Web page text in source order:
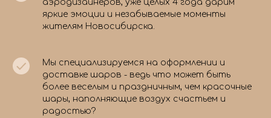
аэродизайнеров, уже целых 4 года дарим
яркие эмоции и незабываемые моменты
жителям Новосибирска.
Мы специализируемся на оформлении и
доставке шаров - ведь что может быть
более веселым и праздничным, чем красочные
шары, наполняющие воздух счастьем и
радостью?